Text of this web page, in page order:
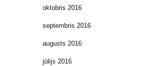
oktobris 2016
septembris 2016
augusts 2016
jūlijs 2016